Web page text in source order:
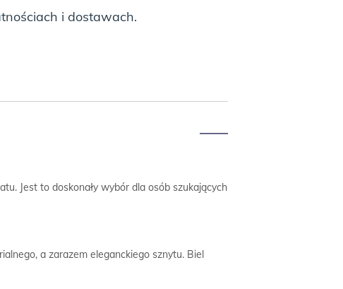
i dostawach.
Jest to doskonały wybór dla osób szukających
a zarazem eleganckiego sznytu. Biel